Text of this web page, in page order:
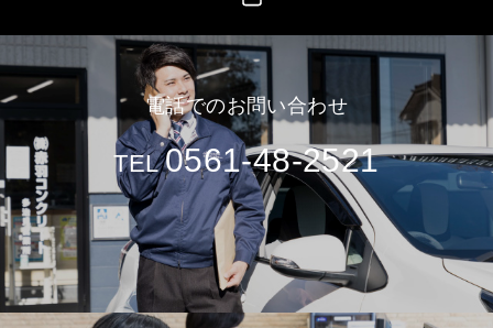
電話でのお問い合わせ
TEL0561-48-2521